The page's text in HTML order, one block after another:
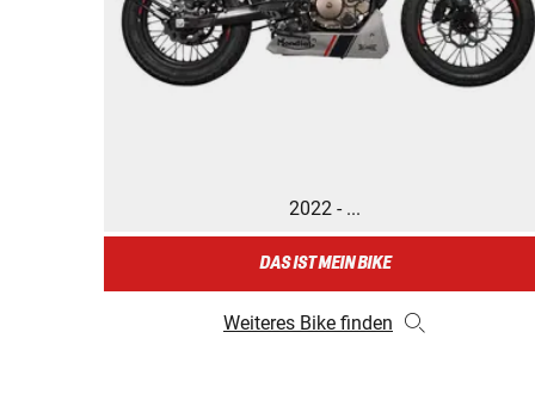
2022 - ...
DAS IST MEIN BIKE
Weiteres Bike finden